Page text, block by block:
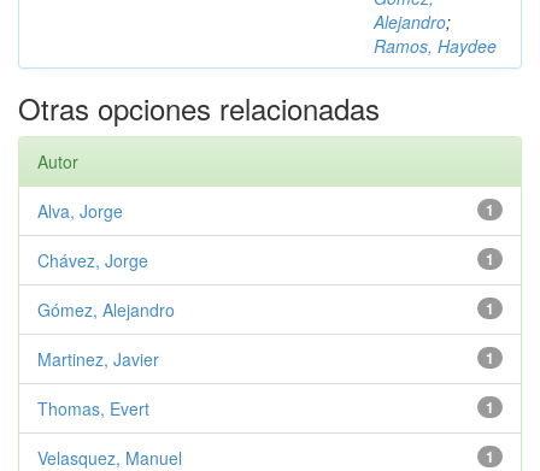
Alejandro;
Ramos, Haydee
Otras opciones relacionadas
Autor
1
Alva, Jorge
1
Chávez, Jorge
1
Gómez, Alejandro
1
Martinez, Javier
1
Thomas, Evert
1
Velasquez, Manuel